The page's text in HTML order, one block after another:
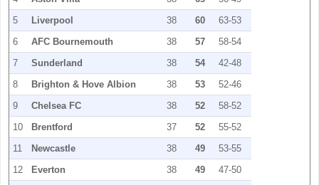
5
Liverpool 38 60
63-53
6
AFC Bournemouth 38 57
58-54
7
Sunderland 38 54
42-48
8
Brighton & Hove Albion 38 53
52-46
9
Chelsea FC 38 52
58-52
10
Brentford 37 52
55-52
11
Newcastle 38 49
53-55
12
Everton 38 49
47-50